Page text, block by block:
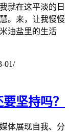
就在这平淡的日
。来，让我慢慢
油盐里的生活
01/
坚持吗？
体展现自我、分